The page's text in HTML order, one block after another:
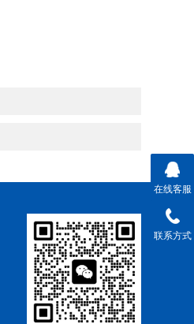
在线客服
联系方式